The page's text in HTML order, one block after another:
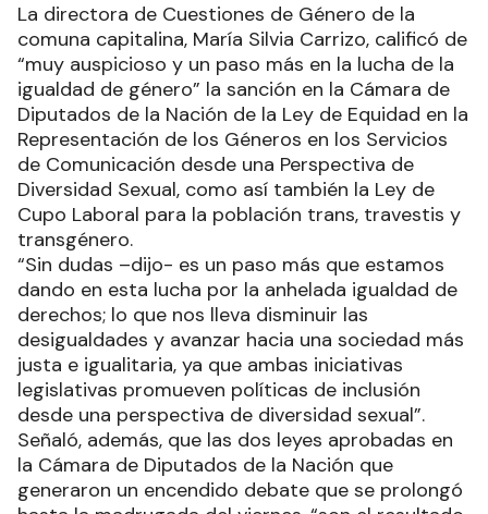
La directora de Cuestiones de Género de la
comuna capitalina, María Silvia Carrizo, calificó de
“muy auspicioso y un paso más en la lucha de la
igualdad de género” la sanción en la Cámara de
Diputados de la Nación de la Ley de Equidad en la
Representación de los Géneros en los Servicios
de Comunicación desde una Perspectiva de
Diversidad Sexual, como así también la Ley de
Cupo Laboral para la población trans, travestis y
transgénero.
“Sin dudas –dijo- es un paso más que estamos
dando en esta lucha por la anhelada igualdad de
derechos; lo que nos lleva disminuir las
desigualdades y avanzar hacia una sociedad más
justa e igualitaria, ya que ambas iniciativas
legislativas promueven políticas de inclusión
desde una perspectiva de diversidad sexual”.
Señaló, además, que las dos leyes aprobadas en
la Cámara de Diputados de la Nación que
generaron un encendido debate que se prolongó